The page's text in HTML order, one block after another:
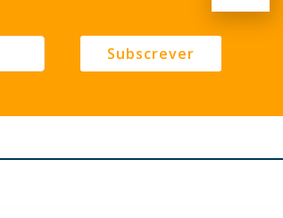
Subscrever